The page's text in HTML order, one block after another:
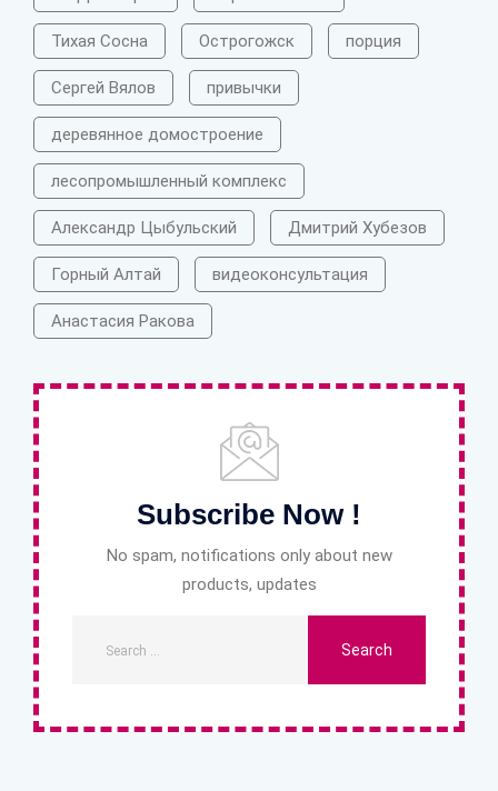
Тихая Сосна Острогожск порция
Сергей Вялов привычки
деревянное домостроение
лесопромышленный комплекс
Александр Цыбульский Дмитрий Хубезов
Горный Алтай видеоконсультация
Анастасия Ракова
Subscribe Now !
No spam, notifications only about new
products, updates